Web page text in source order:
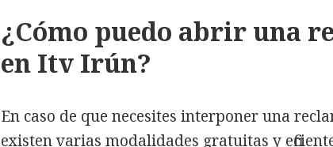
¿Cómo puedo abrir una
en Itv Irún?
En caso de que necesites interponer una
existen varias modalidades gratuitas y